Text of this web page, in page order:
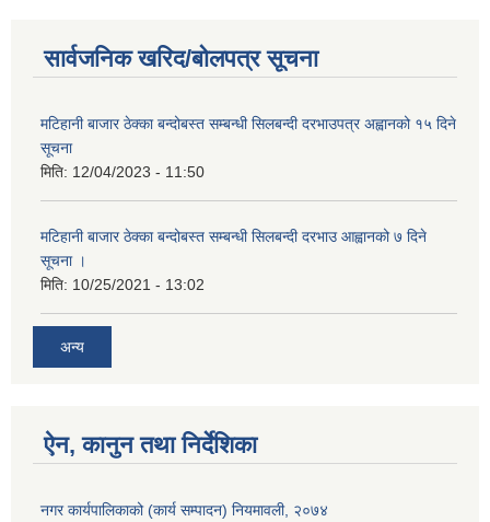
सार्वजनिक खरिद/बोलपत्र सूचना
मटिहानी बाजार ठेक्का बन्दोबस्त सम्बन्धी सिलबन्दी दरभाउपत्र अह्वानको १५ दिने
सूचना
मिति: 12/04/2023 - 11:50
मटिहानी बाजार ठेक्का बन्दोबस्त सम्बन्धी सिलबन्दी दरभाउ आह्वानको ७ दिने
सूचना ।
मिति: 10/25/2021 - 13:02
अन्य
ऐन, कानुन तथा निर्देशिका
नगर कार्यपालिकाको (कार्य सम्पादन) नियमावली, २०७४